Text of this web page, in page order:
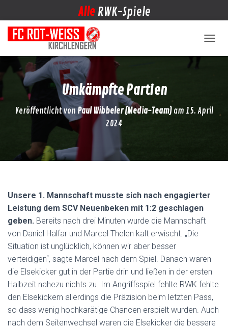
Alle RWK-Spiele
Umkämpfte Partien
Veröffentlicht vonPaul Wibbeler (Media-Team)am 15. April
2024
Unsere 1. Mannschaft musste sich nach engagierter
Leistung dem SCV Neuenbeken mit 1:2 geschlagen
geben. Bereits nach drei Minuten wurde die Mannschaft
von Daniel Halfar und Marcel Thelen kalt erwischt. „Die
Situation ist unglücklich, können wir aber besser
verteidigen“, sagte Marcel nach dem Spiel. Danach waren
die Elsekicker gut in der Partie drin und ließen in der ersten
Halbzeit nahezu nichts zu. Im Angriffsspiel fehlte RWK fehlte
den Elsekickern allerdings die Präzision beim letzten Pass,
so dass wenig hochkarätige Chancen erspielt wurden. Auch
nach dem Seitenwechsel waren die Elsekicker die bessere